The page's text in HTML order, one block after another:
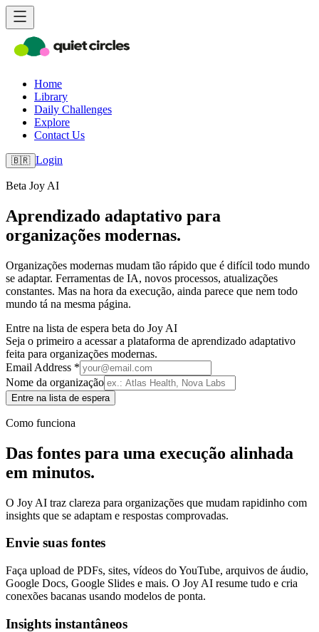
Home
Library
Daily Challenges
Explore
Contact Us
🇧🇷 Login
Beta Joy AI
Aprendizado adaptativo para
organizações modernas.
Organizações modernas mudam tão rápido que é difícil todo mundo
se adaptar. Ferramentas de IA, novos processos, atualizações
constantes. Mas na hora da execução, ainda parece que nem todo
mundo tá na mesma página.
Entre na lista de espera beta do Joy AI
Seja o primeiro a acessar a plataforma de aprendizado adaptativo
feita para organizações modernas.
Email Address *
Nome da organização
Entre na lista de espera
Como funciona
Das fontes para uma execução alinhada
em minutos.
O Joy AI traz clareza para organizações que mudam rapidinho com
insights que se adaptam e respostas comprovadas.
Envie suas fontes
Faça upload de PDFs, sites, vídeos do YouTube, arquivos de áudio,
Google Docs, Google Slides e mais. O Joy AI resume tudo e cria
conexões bacanas usando modelos de ponta.
Insights instantâneos